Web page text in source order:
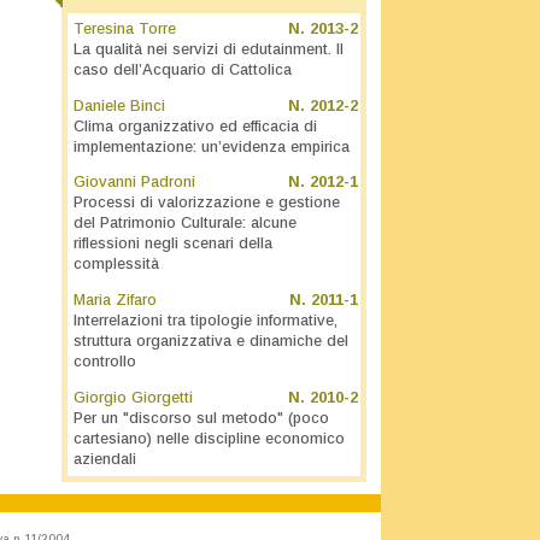
N. 2013-2
Teresina Torre
La qualità nei servizi di edutainment. Il
caso dell’Acquario di Cattolica
N. 2012-2
Daniele Binci
Clima organizzativo ed efficacia di
implementazione: un’evidenza empirica
N. 2012-1
Giovanni Padroni
Processi di valorizzazione e gestione
del Patrimonio Culturale: alcune
riflessioni negli scenari della
complessità
N. 2011-1
Maria Zifaro
Interrelazioni tra tipologie informative,
struttura organizzativa e dinamiche del
controllo
N. 2010-2
Giorgio Giorgetti
Per un "discorso sul metodo" (poco
cartesiano) nelle discipline economico
aziendali